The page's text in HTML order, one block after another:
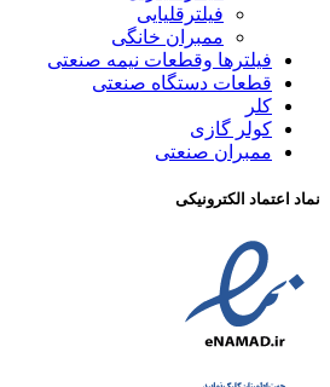
فیلترقلیایی
ممبران خانگی
فیلترها وقطعات نیمه صنعتی
قطعات دستگاه صنعتی
کلر
کولر گازی
ممبران صنعتی
نماد اعتماد الکترونیکی